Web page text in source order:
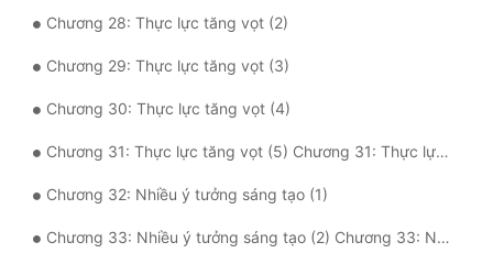
Chương 28: Thực lực tăng vọt (2)
Chương 29: Thực lực tăng vọt (3)
Chương 30: Thực lực tăng vọt (4)
Chương 31: Thực lực tăng vọt (5) Chương 31: Thực lực tăng vọt (5)
Chương 32: Nhiều ý tưởng sáng tạo (1)
Chương 33: Nhiều ý tưởng sáng tạo (2) Chương 33: Nhiều ý tưởng sáng tạo (2)